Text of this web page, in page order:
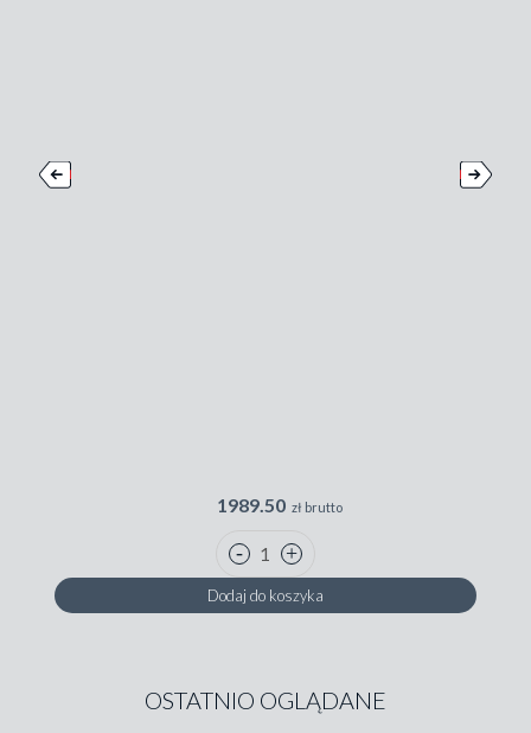
1989.50 zł brutto
Dodaj do koszyka
OSTATNIO OGLĄDANE